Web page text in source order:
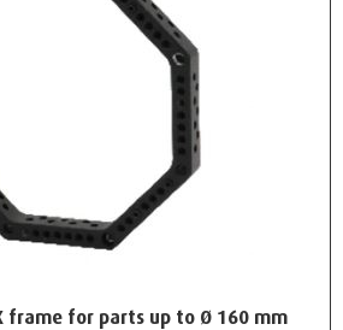
frame for parts up to Ø 160 mm